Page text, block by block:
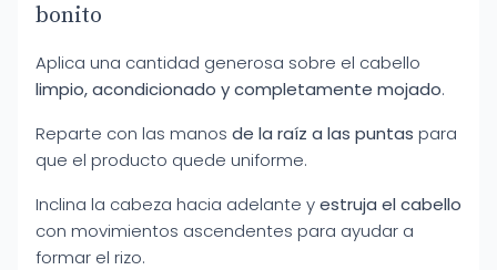
bonito
Aplica una cantidad generosa sobre el cabello
limpio, acondicionado y completamente mojado.
Reparte con las manos de la raíz a las puntas para
que el producto quede uniforme.
Inclina la cabeza hacia adelante yestruja el cabello
con movimientos ascendentes para ayudar a
formar el rizo.